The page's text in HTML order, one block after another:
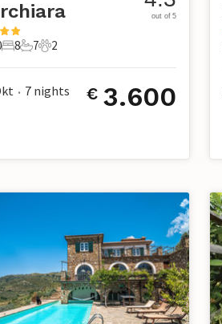
8 Schlafzimmer
8
7 Badezimmer
7
2 Haustiere
2
out of 5
• 7 nights € 3.600